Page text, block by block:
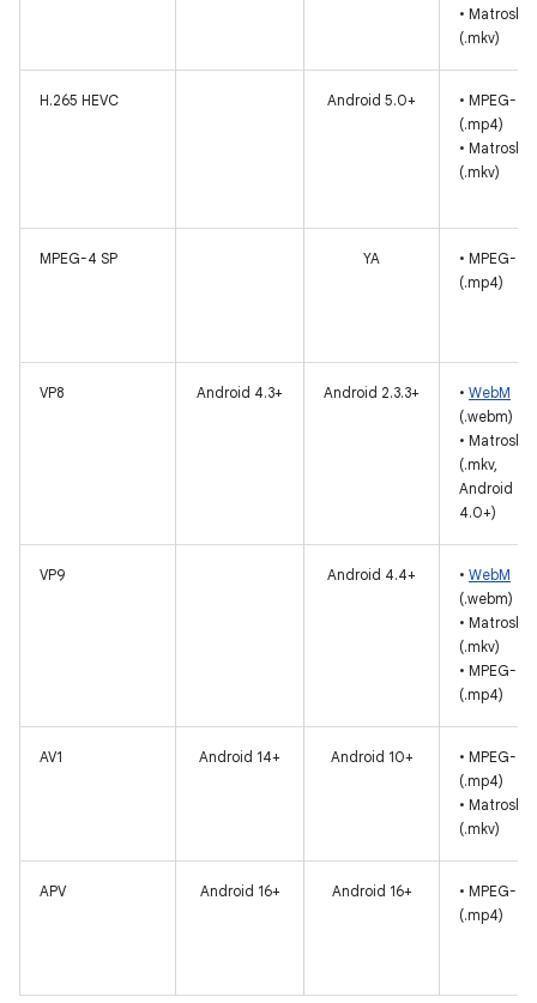
• Matroska
(.mkv)
H.265 HEVC Android 5.0+
• MPEG-4
(.mp4)
• Matroska
(.mkv)
MPEG-4 SP YA
• MPEG-4
(.mp4)
VP8 Android 4.3+ Android 2.3.3+ • WebM
(.webm)
• Matroska
(.mkv,
Android
4.0+)
VP9 Android 4.4+ • WebM
(.webm)
• Matroska
(.mkv)
• MPEG-4
(.mp4)
AV1 Android 14+ Android 10+
• MPEG-4
(.mp4)
• Matroska
(.mkv)
APV Android 16+ Android 16+
• MPEG-4
(.mp4)